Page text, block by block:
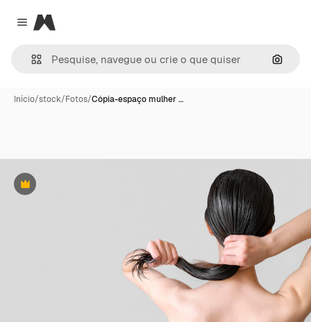
Close menu
Magnific
Início/stock/Fotos/Cópia-espaço mulher …
Premium